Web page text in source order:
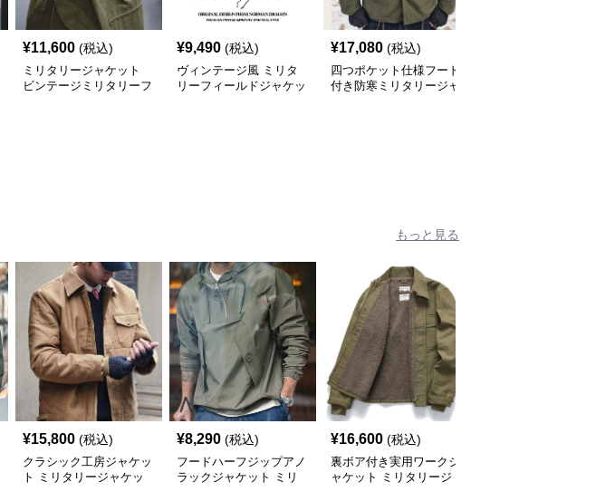
¥11,600 (税込)
ミリタリージャケット
ビンテージミリタリーフ
¥9,490 (税込)
ヴィンテージ風 ミリタ
リーフィールドジャケッ
¥17,080 (税込)
四つポケット仕様フード
付き防寒ミリタリージャ
もっと見る
¥15,800 (税込)
クラシック工房ジャケッ
ト ミリタリージャケッ
¥8,290 (税込)
フードハーフジップアノ
ラックジャケット ミリ
¥16,600 (税込)
裏ボア付き実用ワークジ
ャケット ミリタリージ